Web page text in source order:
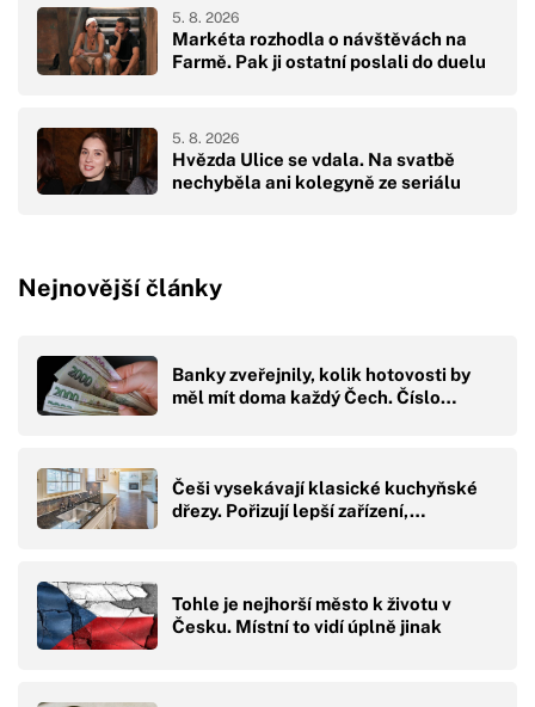
Markéta rozhodla o návštěvách na
Farmě. Pak ji ostatní poslali do duelu
5. 8. 2026
Hvězda Ulice se vdala. Na svatbě
nechyběla ani kolegyně ze seriálu
5. 8. 2026
Nejnovější články
Banky zveřejnily, kolik hotovosti by
měl mít doma každý Čech. Číslo…
Češi vysekávají klasické kuchyňské
dřezy. Pořizují lepší zařízení,…
Tohle je nejhorší město k životu v
Česku. Místní to vidí úplně jinak